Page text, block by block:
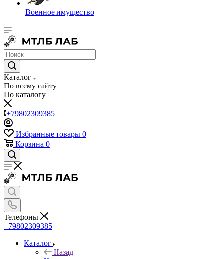
Военное имущество
Каталог
По всему сайту
По каталогу
+79802309385
Избранные товары 0
Корзина 0
Телефоны
+79802309385
Каталог
Назад